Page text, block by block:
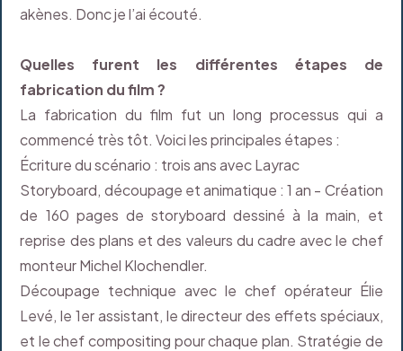
akènes. Donc je l’ai écouté.
Quelles furent les différentes étapes de
fabrication du film ?
La fabrication du film fut un long processus qui a
commencé très tôt. Voici les principales étapes :
Écriture du scénario : trois ans avec Layrac
Storyboard, découpage et animatique : 1 an - Création
de 160 pages de storyboard dessiné à la main, et
reprise des plans et des valeurs du cadre avec le chef
monteur Michel Klochendler.
Découpage technique avec le chef opérateur Élie
Levé, le 1er assistant, le directeur des effets spéciaux,
et le chef compositing pour chaque plan. Stratégie de